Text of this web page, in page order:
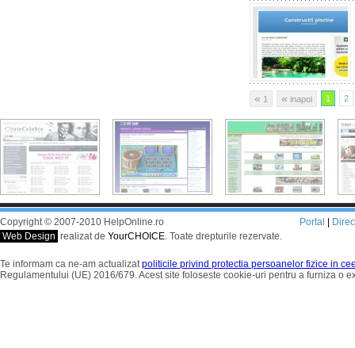
« 1 « inapoi 1 2
Copyright © 2007-2010 HelpOnline.ro
Web Design realizat de YourCHOICE. Toate drepturile rezervate.
Portal
Te informam ca ne-am actualizatpoliticile privind protectia persoanelor fizice in
Regulamentului (UE) 2016/679. Acest site foloseste cookie-uri pentru a furniza o